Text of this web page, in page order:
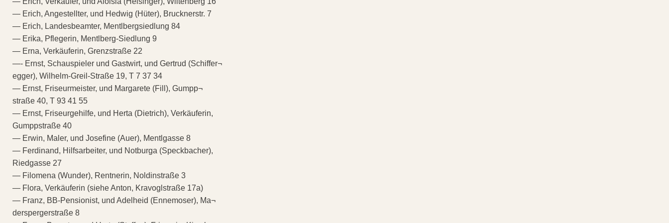
— Erich, Angestellter, und Hedwig (Hüter), Brucknerstr. 7
— Erich, Landesbeamter, Mentlbergsiedlung 84
— Erika, Pflegerin, Mentlberg-Siedlung 9
— Erna, Verkäuferin, Grenzstraße 22
—- Ernst, Schauspieler und Gastwirt, und Gertrud (Schiffer¬
egger), Wilhelm-Greil-Straße 19, T 7 37 34
— Ernst, Friseurmeister, und Margarete (Fill), Gumpp¬
straße 40, T 93 41 55
— Ernst, Friseurgehilfe, und Herta (Dietrich), Verkäuferin,
Gumppstraße 40
— Erwin, Maler, und Josefine (Auer), Mentlgasse 8
— Ferdinand, Hilfsarbeiter, und Notburga (Speckbacher),
Riedgasse 27
— Filomena (Wunder), Rentnerin, Noldinstraße 3
— Flora, Verkäuferin (siehe Anton, Kravoglstraße 17a)
— Franz, BB-Pensionist, und Adelheid (Ennemoser), Ma¬
derspergerstraße 8